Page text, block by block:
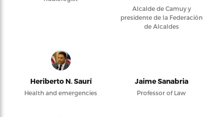
Alcalde de Camuy y
presidente de la Federación
de Alcaldes
Heriberto N. Saurí
Health and emergencies
Jaime Sanabria
Professor of Law